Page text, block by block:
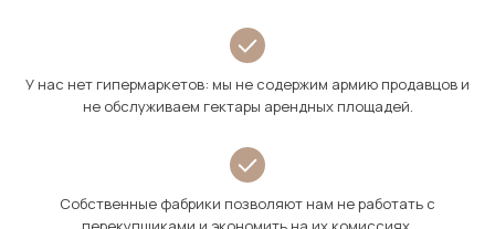
У нас нет гипермаркетов: мы не содержим армию продавцов и
не обслуживаем гектары арендных площадей.
Собственные фабрики позволяют нам не работать с